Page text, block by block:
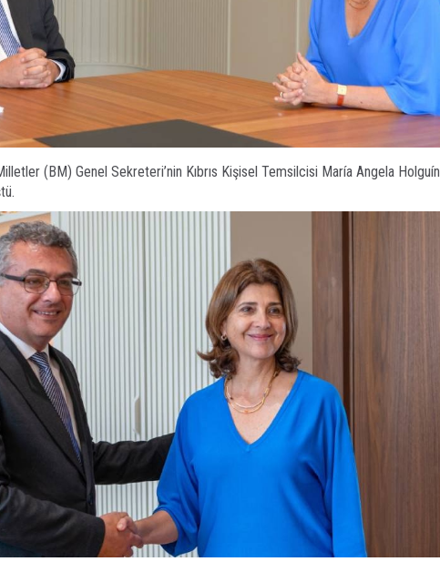
(BM) Genel Sekreteri’nin Kıbrıs Kişisel Temsilcisi María Angela Holguín